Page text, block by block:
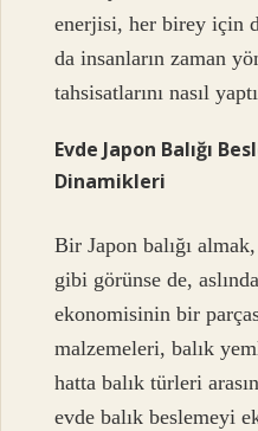
enerjisi, her birey için
da insanların zaman
tahsisatlarını nasıl
Evde Japon Balığı
Dinamikleri
Bir Japon balığı
gibi görünse de,
ekonomisinin bir
malzemeleri, balık
hatta balık türleri
evde balık beslemeyi